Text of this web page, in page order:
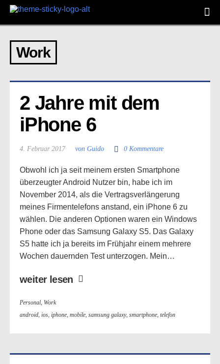
Work
2 Jahre mit dem
iPhone 6
4. Februar 2017 von Guido 0 Kommentare
Obwohl ich ja seit meinem ersten Smartphone
überzeugter Android Nutzer bin, habe ich im
November 2014, als die Vertragsverlängerung
meines Firmentelefons anstand, ein iPhone 6 zu
wählen. Die anderen Optionen waren ein Windows
Phone oder das Samsung Galaxy S5. Das Galaxy
S5 hatte ich ja bereits im Frühjahr einem mehrere
Wochen dauernden Test unterzogen. Mein…
weiter lesen
Personal, Work
android, ios, iphone, mobile, samsung galaxy, smartphone, telefon